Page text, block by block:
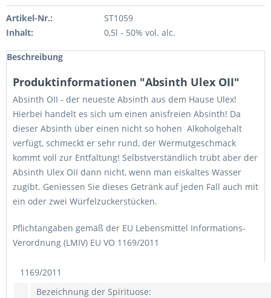
Artikel-Nr.:
ST1059
Inhalt:
0,5l - 50% vol. alc.
Beschreibung
Produktinformationen "Absinth Ulex OII"
Absinth OII - der neueste Absinth aus dem Hause Ulex!
Hierbei handelt es sich um einen anisfreien Absinth! Da
dieser Absinth über einen nicht so hohen Alkoholgehalt
verfügt, schmeckt er sehr rund, der Wermutgeschmack
kommt voll zur Entfaltung! Selbstverständlich trübt aber der
Absinth Ulex OII dann nicht, wenn man eiskaltes Wasser
zugibt. Geniessen Sie dieses Getränk auf jeden Fall auch mit
ein oder zwei Würfelzuckerstücken.
Pflichtangaben gemäß der EU Lebensmittel Informations-
Verordnung (LMIV) EU VO 1169/2011
1169/2011
Bezeichnung der Spirituose: